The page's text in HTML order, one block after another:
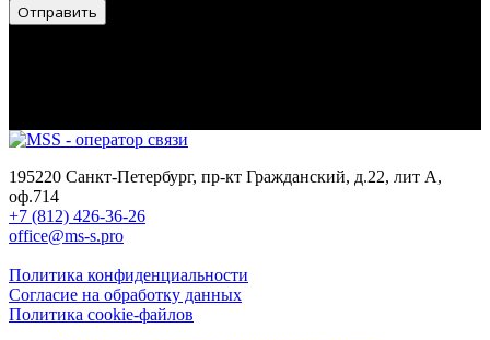
Отправить
195220 Санкт-Петербург, пр-кт Гражданский, д.22, лит А,
оф.714
+7 (812) 426-36-26
office@ms-s.pro
Политика конфиденциальности
Согласие на обработку данных
Политика cookie-файлов